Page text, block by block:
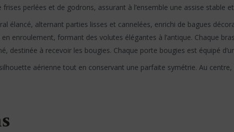
perlées et de godrons, assurant à l’ensemble une assise stable
élancé, alternant parties lisses et cannelées, enrichi de bagues
enroulement, formant des volutes élégantes à l’antique. Chaque
destinée à recevoir les bougies. Chaque porte bougies est équipé
aérienne tout en conservant une parfaite symétrie. Au